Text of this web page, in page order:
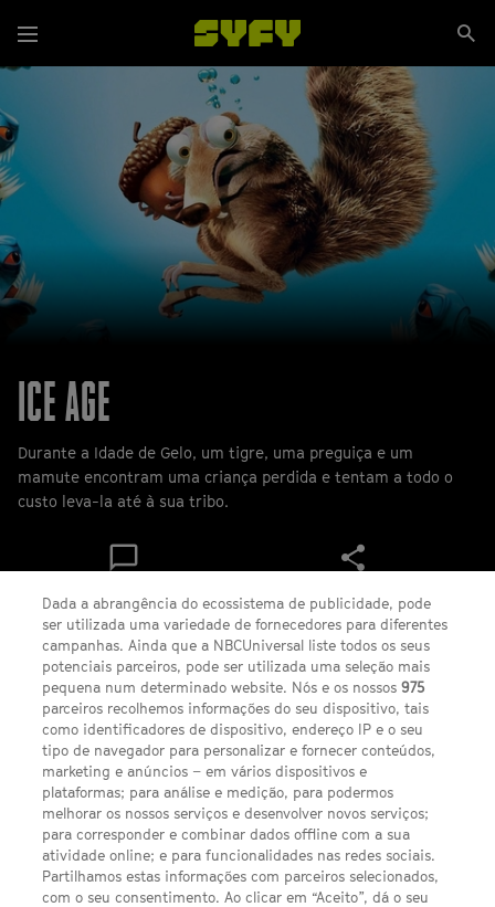
para
o
principal
Menu
ICE AGE
Durante a Idade de Gelo, um tigre, uma preguiça e um
mamute encontram uma criança perdida e tentam a todo o
custo leva-la até à sua tribo.
comentários
SEGUE-NOS
FACEBOOK
TWITTER
YOUTUBEINSTAGRAM
LINKS ÚTEIS
Escolhas de Anúncios
Política de privacidade
Sobre nós
Dada a abrangência do ecossistema de publicidade, pode
ser utilizada uma variedade de fornecedores para diferentes
campanhas. Ainda que a NBCUniversal liste todos os seus
potenciais parceiros, pode ser utilizada uma seleção mais
pequena num determinado website. Nós e os nossos975
parceiros recolhemos informações do seu dispositivo, tais
como identificadores de dispositivo, endereço IP e o seu
tipo de navegador para personalizar e fornecer conteúdos,
marketing e anúncios – em vários dispositivos e
plataformas; para análise e medição, para podermos
melhorar os nossos serviços e desenvolver novos serviços;
para corresponder e combinar dados offline com a sua
atividade online; e para funcionalidades nas redes sociais.
Partilhamos estas informações com parceiros selecionados,
com o seu consentimento. Ao clicar em “Aceito”, dá o seu